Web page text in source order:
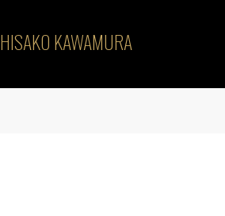
HISAKO KAWAMURA